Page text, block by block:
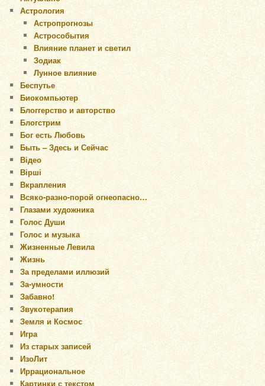
Астрология
Астропрогнозы
Астрособытия
Влияние планет и светил
Зодиак
Лунное влияние
Беспутье
Биокомпьютер
Блоггерство и авторство
Блогстрим
Бог есть Любовь
Быть – Здесь и Сейчас
Відео
Вірші
Вкрапления
Всяко-разно-порой огнеопасно…
Глазами художника
Голос Души
Голос и музыка
Жизненные Левила
Жизнь
За пределами иллюзий
За-умности
Забавно!
Звукотерапия
Земля и Космос
Игра
Из старых записей
ИзоЛит
Иррациональное
Картинки с текстом